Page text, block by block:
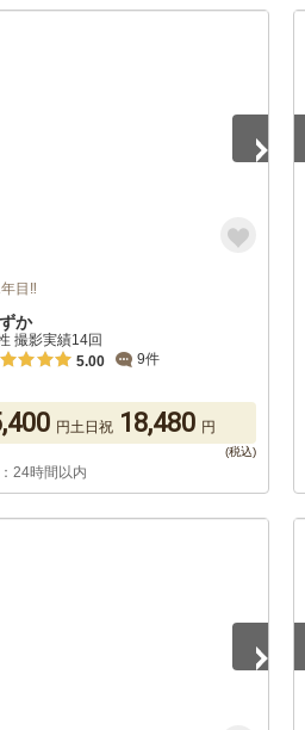
目‼︎
か
撮影実績14回
5.00
9件
円土日祝 18,480 円
24時間以内